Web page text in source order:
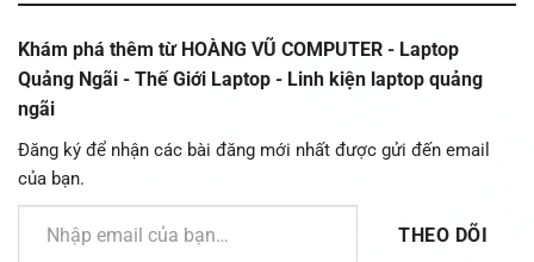
Khám phá thêm từ HOÀNG VŨ COMPUTER - Laptop
Quảng Ngãi - Thế Giới Laptop - Linh kiện laptop quảng
ngãi
Đăng ký để nhận các bài đăng mới nhất được gửi đến email
của bạn.
Nhập email của bạn…
THEO DÕI